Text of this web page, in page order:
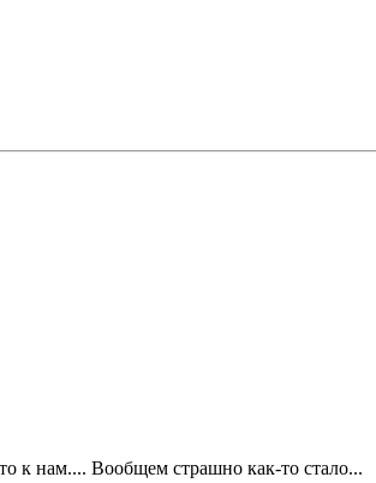
к нам.... Вообщем страшно как-то стало...